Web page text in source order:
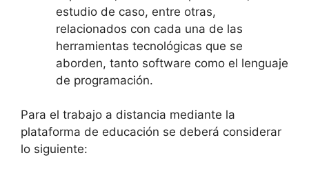
estudio de caso, entre otras,
relacionados con cada una de las
herramientas tecnológicas que se
aborden, tanto software como el lenguaje
de programación.
Para el trabajo a distancia mediante la
plataforma de educación se deberá considerar
lo siguiente: